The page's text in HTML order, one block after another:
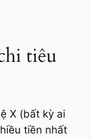
tiêu
X (bất kỳ ai
tiền nhất